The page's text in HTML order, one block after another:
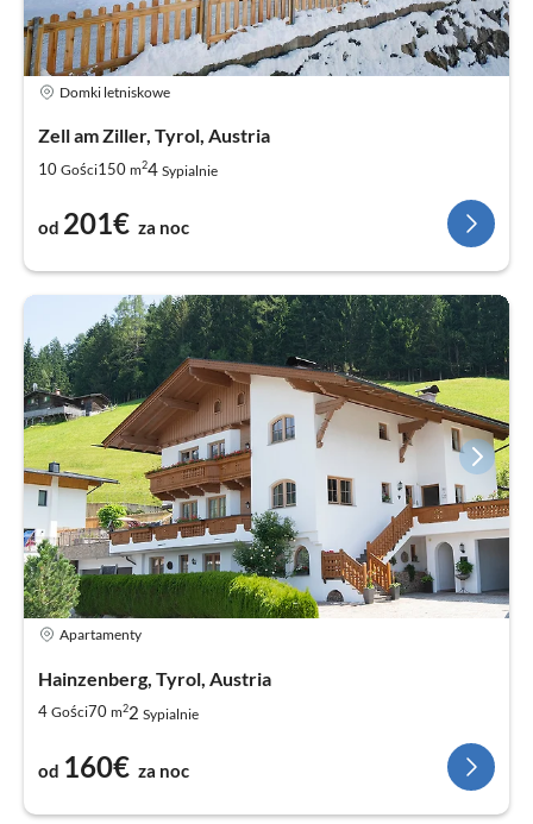
Domki letniskowe
Zell am Ziller, Tyrol, Austria
10 Gości150 m24 Sypialnie
od 201€ za noc
Apartamenty
Hainzenberg, Tyrol, Austria
4 Gości70 m22 Sypialnie
od 160€ za noc